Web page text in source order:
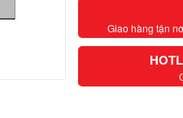
Giao hàng tận